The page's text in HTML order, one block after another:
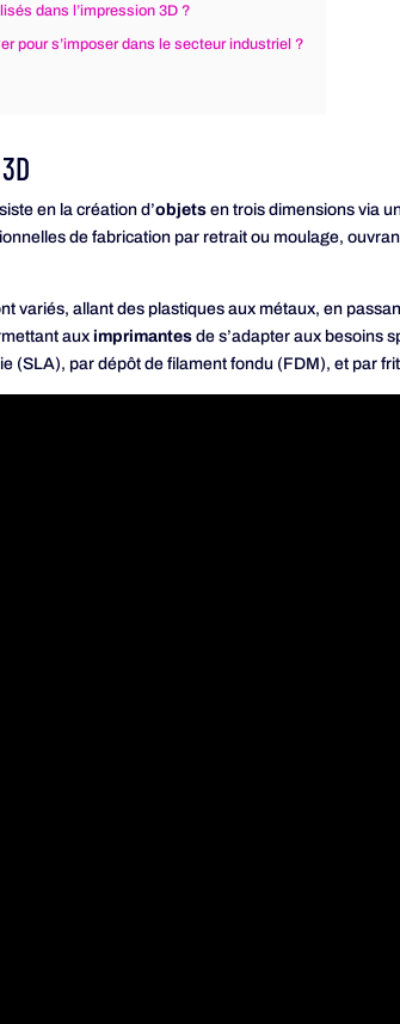
dans l’impression 3D ?
pour s’imposer dans le secteur industriel ?
en la création d’objets en trois dimensions via
de fabrication par retrait ou moulage,
variés, allant des plastiques aux métaux, en
auximprimantes de s’adapter aux besoins
(SLA), par dépôt de filament fondu (FDM), et par